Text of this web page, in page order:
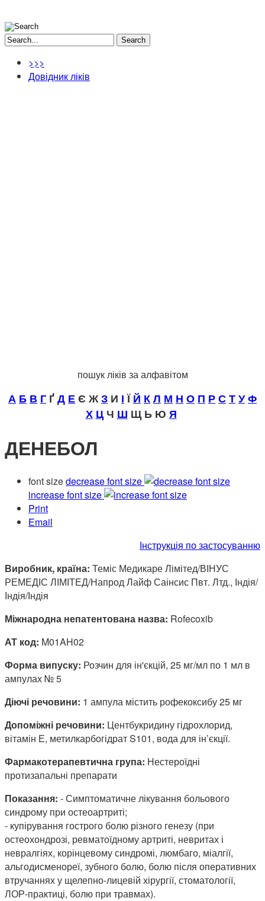
Search
>>>
Довідник ліків
пошук ліків за алфавітом
А Б В Г ҐД ЕЄ ЖЗ И ІЇЙ КЛ М Н О П РСТУФ
Х ЦЧ Ш Щ Ь Ю Я
ДЕНЕБОЛ
font sizedecrease font size
increase font size
Print
Email
Інструкція по застосуванню
Виробник, країна: Теміс Медикаре Лімітед/ВІНУС
РЕМЕДІС ЛІМІТЕД/Напрод Лайф Саінсис Пвт. Лтд., Індія/
Індія/Індія
Міжнародна непатентована назва: Rofecoxib
АТ код: M01AH02
Форма випуску: Розчин для ін'єкцій, 25 мг/мл по 1 мл в
ампулах № 5
Діючі речовини: 1 ампула містить рофекоксибу 25 мг
Допоміжні речовини: Центбукридину гідрохлорид,
вітамін Е, метилкарбогідрат S101, вода для ін’єкції.
Фармакотерапевтична група: Нестероїдні
протизапальні препарати
Показання: - Симптоматичне лікування больового
синдрому при остеоартриті;
- купірування гострого болю різного генезу (при
остеохондрозі, ревматоїдному артриті, невритах і
невралгіях, корінцевому синдромі, люмбаго, міалгії,
альгодисменореї, зубного болю, болю після оперативних
втручаннях у щелепно-лицевій хірургії, стоматології,
ЛОР-практиці, болю при травмах).